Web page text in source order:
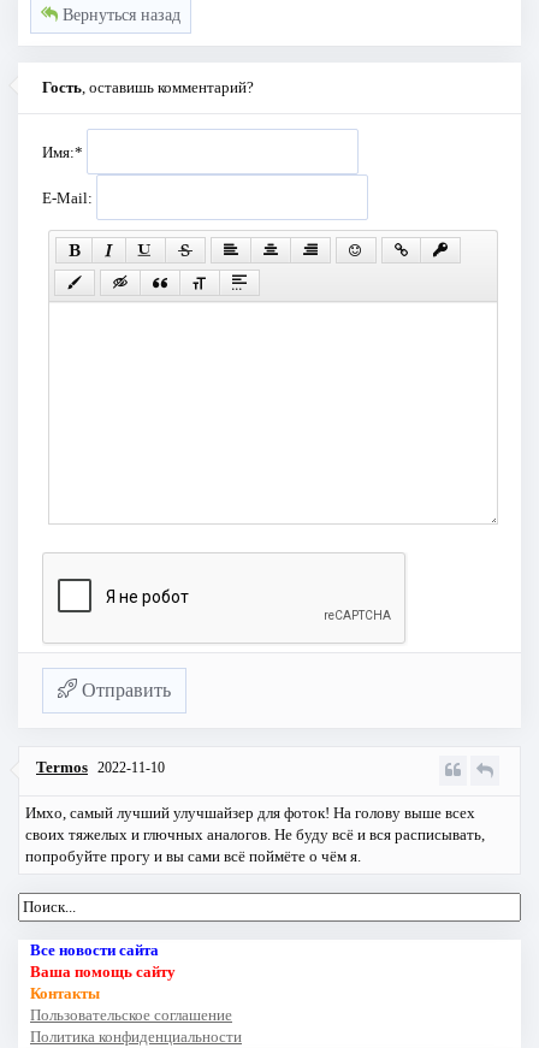
Вернуться назад
Гость, оставишь комментарий?
Имя:*
E-Mail:
Отправить
Termos 2022-11-10
Имхо, самый лучший улучшайзер для фоток! На голову выше всех
своих тяжелых и глючных аналогов. Не буду всё и вся расписывать,
попробуйте прогу и вы сами всё поймёте о чём я.
Все новости сайта
Ваша помощь сайту
Контакты
Пользовательское соглашение
Политика конфиденциальности